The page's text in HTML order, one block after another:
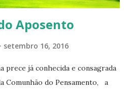
Aposento
setembro 16, 2016
prece já conhecida e consagrada
Comunhão do Pensamento, a